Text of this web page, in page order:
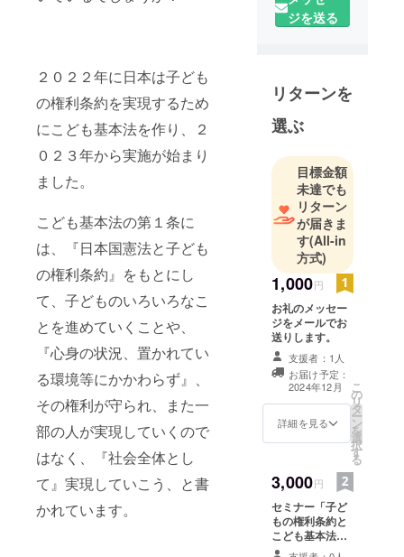
２０２２年に日本は子ども
の権利条約を実現するため
にこども基本法を作り、２
０２３年から実施が始まり
ました。
こども基本法の第１条に
は、『日本国憲法と子ども
の権利条約』をもとにし
て、子どものいろいろなこ
とを進めていくことや、
『心身の状況、置かれてい
る環境等にかかわらず』、
その権利が守られ、また一
部の人が実現していくので
はなく、『社会全体とし
て』実現していこう、と書
かれています。
プルさん広
め、任意団
体「子ども
アドボカ
として発
足。
7月19日
ジェーンさ
んの講演会
を実施。
7月31日 中
国新聞に、
代表の定者
吉人の「子
どもの思い
や願いを聴
くため、一
日も早く子
どもアドボ
成して施設
や学校へ送
り出した
い」との意
ジを送る
リターンを
選ぶ
目標金額
未達でも
リターン
が届きま
す(All-in
方式)
1,000円
お礼のメッセー
ジをメールでお
送りします。
支援者：1人
お届け予定：
2024年12月
詳細を見る
こ
の
リ
タ
ー
ン
を
選
択
す
る
3,000円
セミナー「子ど
もの権利条約と
こども基本法」
（１回、２時